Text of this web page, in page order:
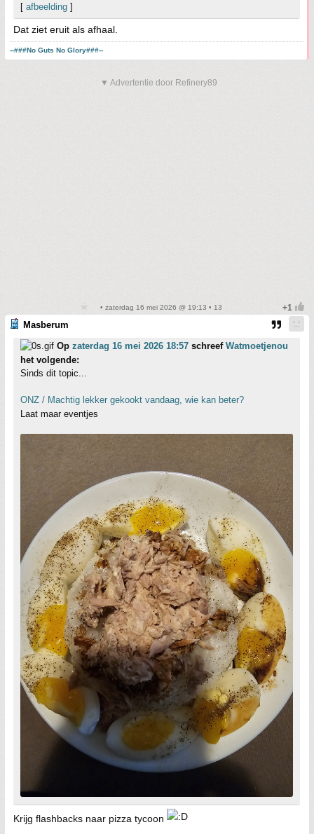
[ afbeelding ]
Dat ziet eruit als afhaal.
--###No Guts No Glory###--
▼ Advertentie door Refinery89
• zaterdag 16 mei 2026 @ 19:13 • 13
Masberum
Op zaterdag 16 mei 2026 18:57 schreef Watmoetjenou
het volgende:
Sinds dit topic...
ONZ / Machtig lekker gekookt vandaag, wie kan beter?
Laat maar eventjes
Krijg flashbacks naar pizza tycoon